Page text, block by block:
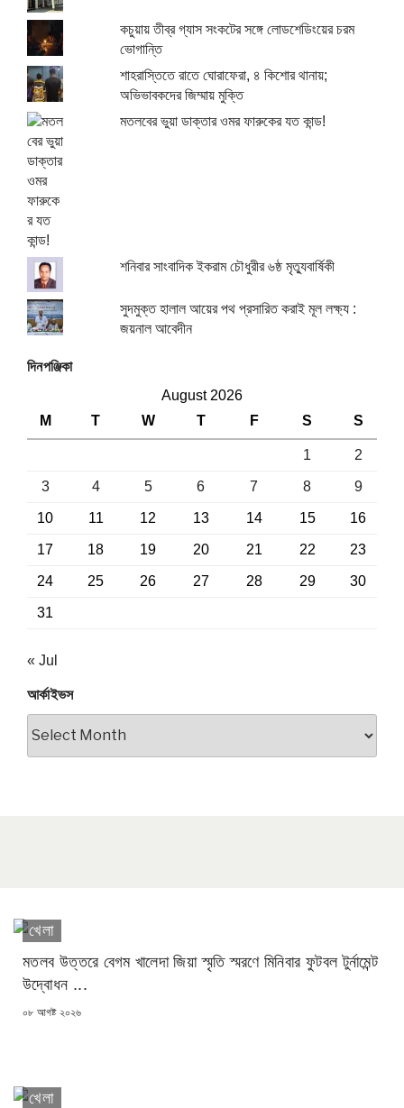
কচুয়ায় তীব্র গ্যাস সংকটের সঙ্গে লোডশেডিংয়ের চরম
ভোগান্তি
শাহরাস্তিতে রাতে ঘোরাফেরা, ৪ কিশোর থানায়;
অভিভাবকদের জিম্মায় মুক্তি
মতলবের ভুয়া ডাক্তার ওমর ফারুকের যত কান্ড!
শনিবার সাংবাদিক ইকরাম চৌধুরীর ৬ষ্ঠ মৃত্যুবার্ষিকী
সুদমুক্ত হালাল আয়ের পথ প্রসারিত করাই মূল লক্ষ্য :
জয়নাল আবেদীন
দিনপঞ্জিকা
August 2026
M
T W T F S S
1 2
3 4 5 6 7 8 9
10 11 12 13 14 15 16
17 18 19 20 21 22 23
24 25 26 27 28 29 30
31
« Jul
আর্কাইভস
খেলা
মতলব উত্তরে বেগম খালেদা জিয়া স্মৃতি স্মরণে মিনিবার ফুটবল টুর্নামেন্ট
উদ্বোধন ...
POSTED
০৮ আগষ্ট ২০২৬
খেলা